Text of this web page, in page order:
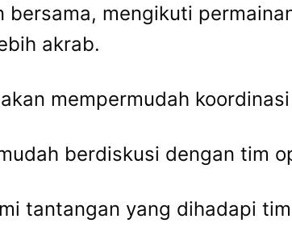
bersama, mengikuti
akrab.
mempermudah
berdiskusi dengan tim
tantangan yang dihadapi